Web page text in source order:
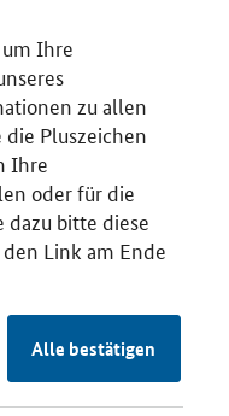
Ihre
zu allen
Pluszeichen
Ihre
oder für die
bitte diese
Link am Ende
Alle bestätigen